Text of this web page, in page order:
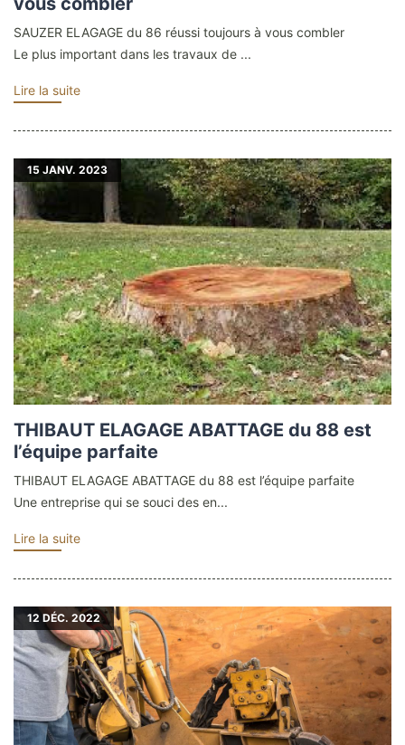
SAUZER ELAGAGE du 86 réussi toujours à vous combler
Le plus important dans les travaux de ...
Lire la suite
15 JANV. 2023
THIBAUT ELAGAGE ABATTAGE du 88 est
l’équipe parfaite
THIBAUT ELAGAGE ABATTAGE du 88 est l’équipe parfaite
Une entreprise qui se souci des en...
Lire la suite
12 DÉC. 2022